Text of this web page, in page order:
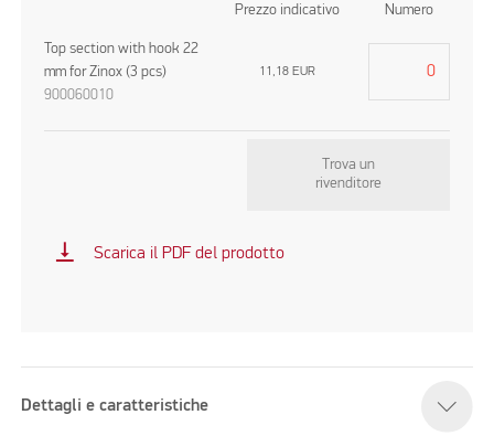
Prezzo indicativo Numero
Top section with hook 22
mm for Zinox (3 pcs)
900060010
11,18 EUR
Trova un
rivenditore
vertical_align_bottom Scarica il PDF del prodotto
Dettagli e caratteristiche